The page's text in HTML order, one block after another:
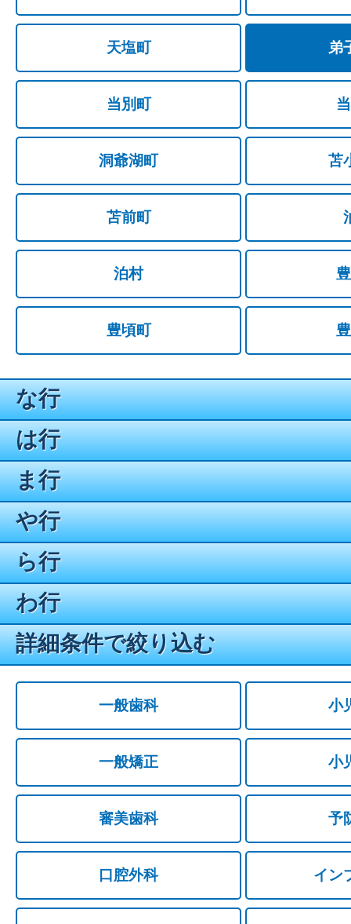
天塩町 弟
当別町
洞爺湖町 苫
苫前町
泊村
豊頃町
な行
は行
ま行
や行
ら行
わ行
詳細条件で絞り込む
一般歯科 小
一般矯正 小
審美歯科 予
口腔外科 イン